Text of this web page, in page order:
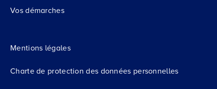
Vos démarches
Mentions légales
Charte de protection des données personnelles